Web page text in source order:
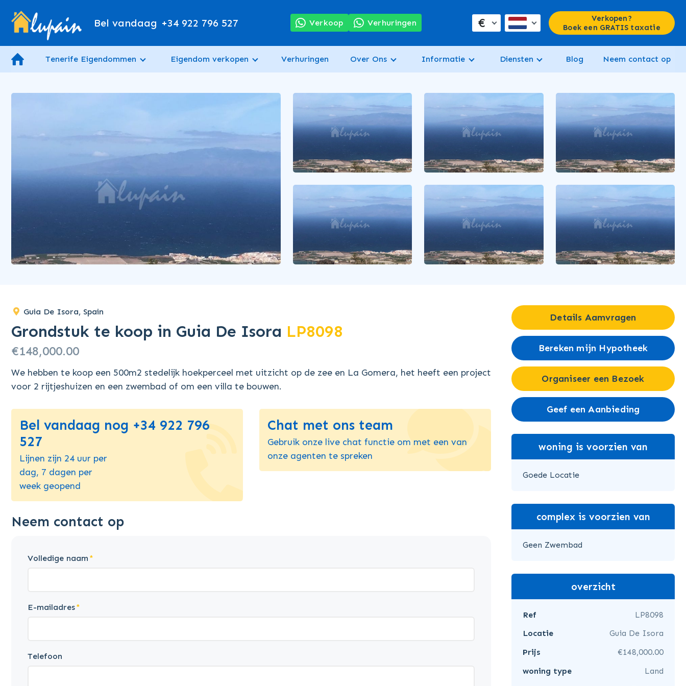
Bel vandaag +34 922 796 527 Verkoop Verhuringen €
Verkopen?
Boek een GRATIS taxatie
Tenerife Eigendommen Eigendom verkopen Verhuringen Over Ons Informatie Diensten Blog Neem contact op
Guia De Isora, Spain
Grondstuk te koop in Guia De Isora LP8098
€148,000.00
We hebben te koop een 500m2 stedelijk hoekperceel met uitzicht op de zee en La Gomera, het heeft een project
voor 2 rijtjeshuizen en een zwembad of om een villa te bouwen.
Bel vandaag nog +34 922 796
527
Lijnen zijn 24 uur per
dag, 7 dagen per
week geopend
Chat met ons team
Gebruik onze live chat functie om met een van
onze agenten te spreken
Neem contact op
Volledige naam
E-mailadres
Telefoon
Details Aamvragen
Bereken mijn Hypotheek
Organiseer een Bezoek
Geef een Aanbieding
woning is voorzien van
Goede Locatie
complex is voorzien van
Geen Zwembad
overzicht
Ref
LP8098
Locatie
Guia De Isora
Prijs
€148,000.00
woning type
Land